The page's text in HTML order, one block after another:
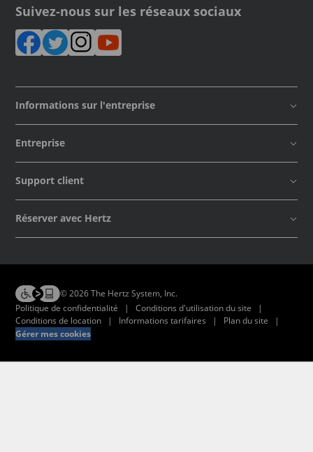
Suivez-nous sur les réseaux sociaux
Informations sur l'entreprise
Entreprise
Support client
Réserver avec Hertz
© 2026 The Hertz System, Inc.
Politique de confidentialité
| Conditions d'utilisation du site
|
Conditions de location
| Informations tarifaires | Plan du site
|
Gérer mes cookies